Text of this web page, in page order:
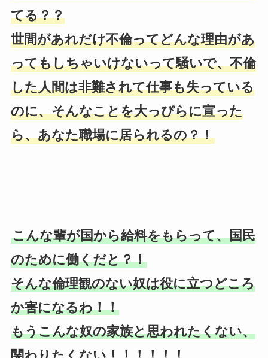
てる？？
世間があれだけ不倫ってどんな理由があ
ってもしちゃいけないって騒いで、不倫
した人間は非難されて仕事も失っている
のに、そんなことを大っぴらに宣った
ら、あなた職場に居られるの？！
こんな輩が国から給料をもらって、国民
のために働くだと？！
そんな倫理観のない奴は役に立つどころ
か害になるわ！！
もうこんな奴の家族と思われたくない、